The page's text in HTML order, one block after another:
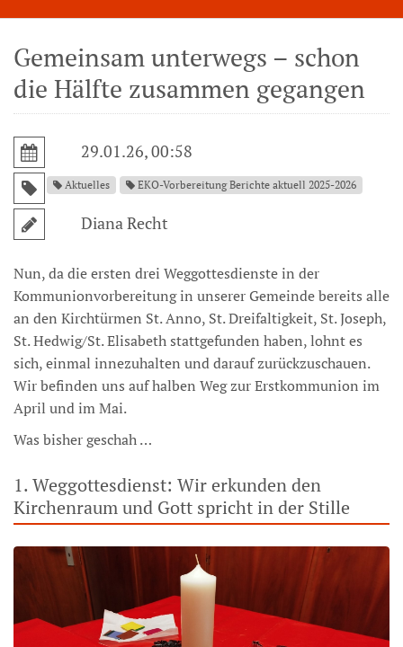
Gemeinsam unterwegs – schon
die Hälfte zusammen gegangen
29.01.26, 00:58
Aktuelles EKO-Vorbereitung Berichte aktuell 2025-2026
Diana Recht
Nun, da die ersten drei Weggottesdienste in der
Kommunionvorbereitung in unserer Gemeinde bereits alle
an den Kirchtürmen St. Anno, St. Dreifaltigkeit, St. Joseph,
St. Hedwig/St. Elisabeth stattgefunden haben, lohnt es
sich, einmal innezuhalten und darauf zurückzuschauen.
Wir befinden uns auf halben Weg zur Erstkommunion im
April und im Mai.
Was bisher geschah …
1. Weggottesdienst: Wir erkunden den
Kirchenraum und Gott spricht in der Stille